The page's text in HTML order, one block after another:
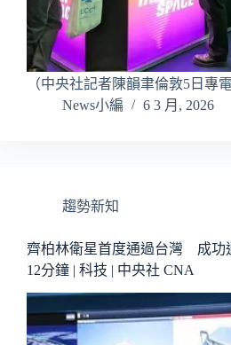
（中央社記者陳韻聿倫敦5日專
News小編
6 3 月, 2026
趨勢新知
齊柏林衛星首度通過台灣 成功
12分鐘 | 科技 | 中央社 CNA